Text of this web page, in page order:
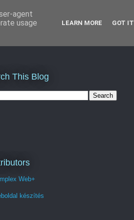
This Blog
Web+
készítés
agent
usage
LEARN MORE GOT IT